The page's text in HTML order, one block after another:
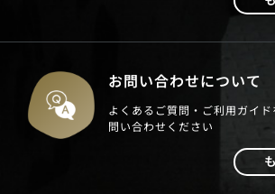
お問い合わせについて
よくあるご質問・ご利用ガイ
問い合わせください